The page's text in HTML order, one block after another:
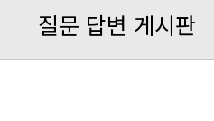
질문 답변 게시판